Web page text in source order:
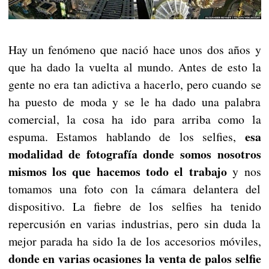
Hay un fenómeno que nació hace unos dos años y
que ha dado la vuelta al mundo. Antes de esto la
gente no era tan adictiva a hacerlo, pero cuando se
ha puesto de moda y se le ha dado una palabra
comercial, la cosa ha ido para arriba como la
espuma. Estamos hablando de los selfies, esa
modalidad de fotografía donde somos nosotros
mismos los que hacemos todo el trabajoy nos
tomamos una foto con la cámara delantera del
dispositivo. La fiebre de los selfies ha tenido
repercusión en varias industrias, pero sin duda la
mejor parada ha sido la de los accesorios móviles,
donde en varias ocasiones la venta de palos selfie